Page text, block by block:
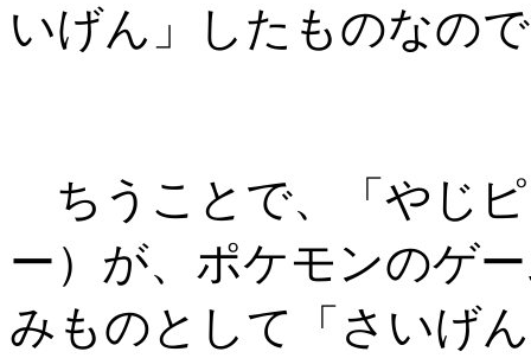
いげん」したものなの
ちうことで、「やじ
ー）が、ポケモンのゲ
みものとして「さいげ